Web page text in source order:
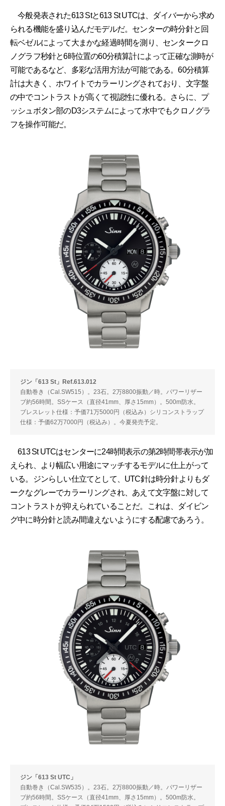
今般発表された613 Stと613 St UTCは、ダイバーから求め
られる機能を盛り込んだモデルだ。センターの時分針と回
転ベゼルによって大まかな経過時間を測り、センタークロ
ノグラフ秒針と6時位置の60分積算計によって正確な測時が
可能であるなど、多彩な活用方法が可能である。60分積算
計は大きく、ホワイトでカラーリングされており、文字盤
の中でコントラストが高くて視認性に優れる。さらに、プ
ッシュボタン部のD3システムによって水中でもクロノグラ
フを操作可能だ。
ジン「613 St」Ref.613.012
自動巻き（Cal.SW515）。23石。2万8800振動／時。パワーリザー
ブ約56時間。SSケース（直径41mm、厚さ15mm）。500m防水。
ブレスレット仕様：予価71万5000円（税込み）シリコンストラップ
仕様：予価62万7000円（税込み）。今夏発売予定。
613 St UTCはセンターに24時間表示の第2時間帯表示が加
えられ、より幅広い用途にマッチするモデルに仕上がって
いる。ジンらしい仕立てとして、UTC針は時分針よりもダ
ークなグレーでカラーリングされ、あえて文字盤に対して
コントラストが抑えられていることだ。これは、ダイビン
グ中に時分針と読み間違えないようにする配慮であろう。
ジン「613 St UTC」
自動巻き（Cal.SW535）。23石。2万8800振動／時。パワーリザー
ブ約56時間。SSケース（直径41mm、厚さ15mm）。500m防水。